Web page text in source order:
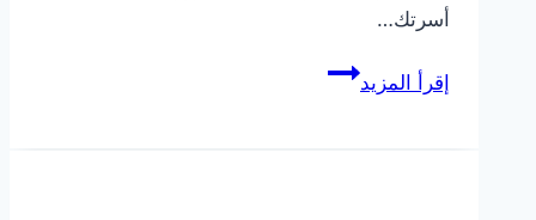
أسرتك…
إقرأ المزيدأفضل